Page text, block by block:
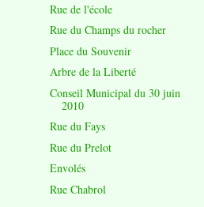
Rue de l'école
Rue du Champs du rocher
Place du Souvenir
Arbre de la Liberté
Conseil Municipal du 30 juin
2010
Rue du Fays
Rue du Prelot
Envolés
Rue Chabrol